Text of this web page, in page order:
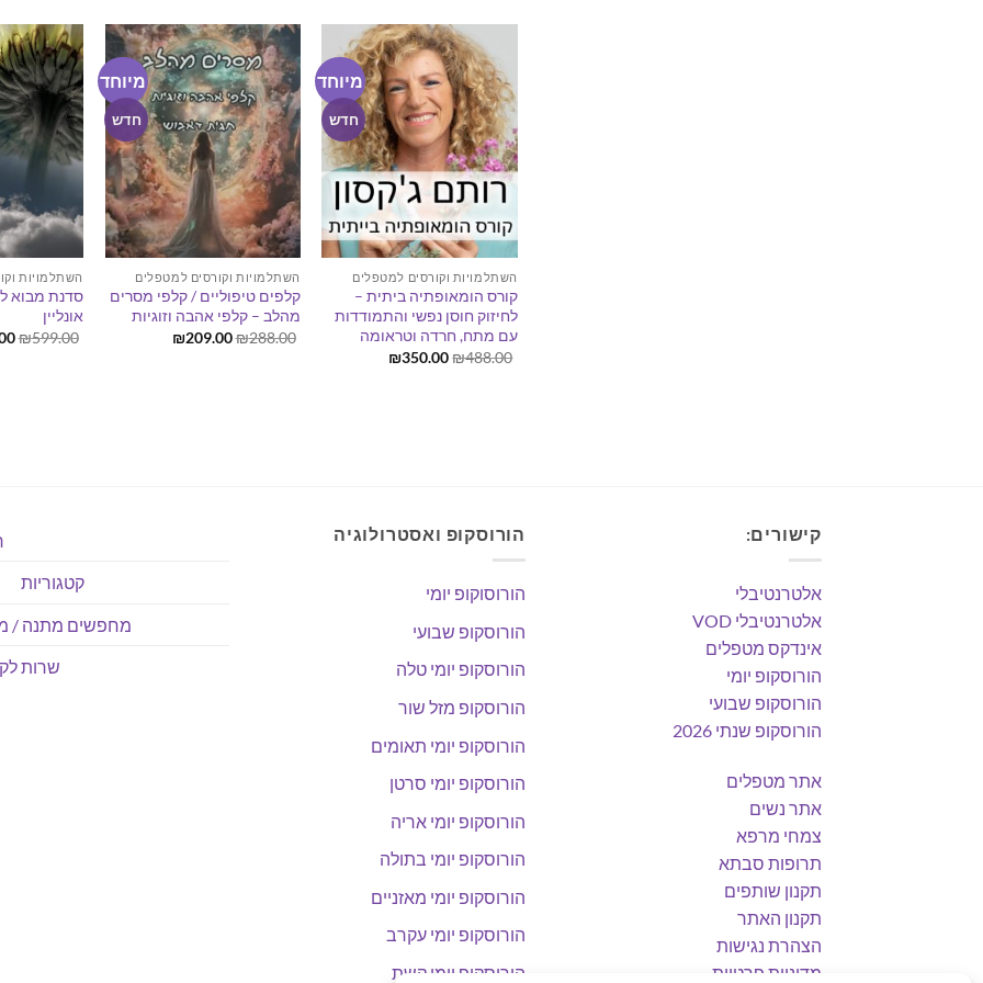
מיוחד
חדש
השתלמויות וקורסים למטפלים
קורס הומאופתיה ביתית –
לחיזוק חוסן נפשי והתמודדות
עם מתח, חרדה וטראומה
₪488.00
המחיר ₪350.00
המחיר
מיוחד
חדש
השתלמויות וקורסים למטפלים
קלפים טיפוליים / קלפי מסרים
מהלב – קלפי אהבה וזוגיות
₪288.00
המחיר ₪209.00
השתלמויות
סדנת מבוא
אונליין
₪599.00
קישורים:
אלטרנטיבלי
אלטרנטיבלי VOD
אינדקס מטפלים
הורוסקופ יומי
הורוסקופ שבועי
הורוסקופ שנתי 2026
אתר מטפלים
אתר נשים
צמחי מרפא
תרופות סבתא
תקנון שותפים
תקנון האתר
הצהרת נגישות
מדיניות פרטיות
הורוסקופ ואסטרולוגיה
הורוסוקופ יומי
הורוסקופ שבועי
הורוסקופ יומי טלה
הורוסקופ מזל שור
הורוסקופ יומי תאומים
הורוסקופ יומי סרטן
הורוסקופ יומי אריה
הורוסקופ יומי בתולה
הורוסקופ יומי מאזניים
הורוסקופ יומי עקרב
הורוסקופ יומי קשת
קטגוריות
מחפשים מתנה /
שרות